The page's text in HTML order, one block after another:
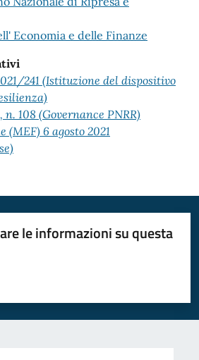
Economia e delle Finanze
241 (Istituzione del dispositivo
n. 108 (Governance PNRR)
6 agosto 2021
le informazioni su questa
5 stelle su 5
su 5
su 5
5